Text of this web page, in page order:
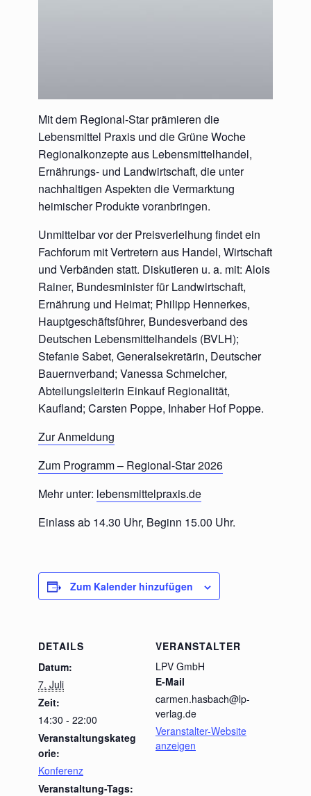
Mit dem Regional-Star prämieren die
Lebensmittel Praxis und die Grüne Woche
Regionalkonzepte aus Lebensmittelhandel,
Ernährungs- und Landwirtschaft, die unter
nachhaltigen Aspekten die Vermarktung
heimischer Produkte voranbringen.
Unmittelbar vor der Preisverleihung findet ein
Fachforum mit Vertretern aus Handel, Wirtschaft
und Verbänden statt. Diskutieren u. a. mit: Alois
Rainer, Bundesminister für Landwirtschaft,
Ernährung und Heimat; Philipp Hennerkes,
Hauptgeschäftsführer, Bundesverband des
Deutschen Lebensmittelhandels (BVLH);
Stefanie Sabet, Generalsekretärin, Deutscher
Bauernverband; Vanessa Schmelcher,
Abteilungsleiterin Einkauf Regionalität,
Kaufland; Carsten Poppe, Inhaber Hof Poppe.
Zur Anmeldung
Zum Programm – Regional-Star 2026
Mehr unter: lebensmittelpraxis.de
Einlass ab 14.30 Uhr, Beginn 15.00 Uhr.
Zum Kalender hinzufügen
DETAILS
Datum:
7. Juli
Zeit:
14:30 - 22:00
Veranstaltungskateg
orie:
Konferenz
Veranstaltung-Tags:
VERANSTALTER
LPV GmbH
E-Mail
carmen.hasbach@lp-
verlag.de
Veranstalter-Website
anzeigen